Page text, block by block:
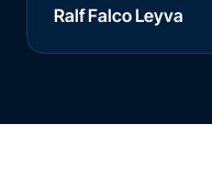
Ralf Falco Leyva